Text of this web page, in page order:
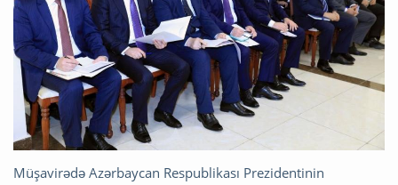
Müşavirədə Azərbaycan Respublikası Prezidentinin